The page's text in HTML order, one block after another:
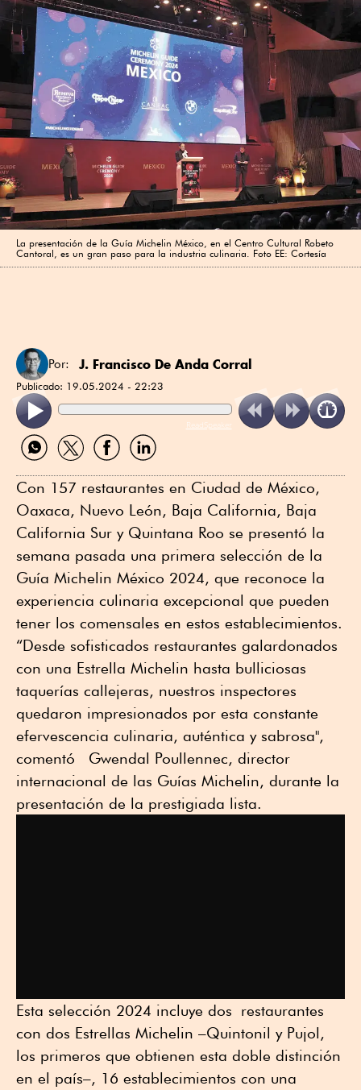
La presentación de la Guía Michelin México, en el Centro Cultural Robeto
Cantoral, es un gran paso para la industria culinaria. Foto EE: Cortesía
Por: J. Francisco De Anda Corral
Publicado: 19.05.2024 - 22:23
ReadSpeaker
Compartir
por
Compartir
por
Compartir
por
Compartir
por
Con 157 restaurantes en Ciudad de México,
Oaxaca, Nuevo León, Baja California, Baja
California Sur y Quintana Roo se presentó la
semana pasada una primera selección de la
Guía Michelin México 2024, que reconoce la
experiencia culinaria excepcional que pueden
tener los comensales en estos establecimientos.
“Desde sofisticados restaurantes galardonados
con una Estrella Michelin hasta bulliciosas
taquerías callejeras, nuestros inspectores
quedaron impresionados por esta constante
efervescencia culinaria, auténtica y sabrosa",
comentó Gwendal Poullennec, director
internacional de las Guías Michelin, durante la
presentación de la prestigiada lista.
Esta selección 2024 incluye dos restaurantes
con dos Estrellas Michelin –Quintonil y Pujol,
los primeros que obtienen esta doble distinción
en el país–, 16 establecimientos con una